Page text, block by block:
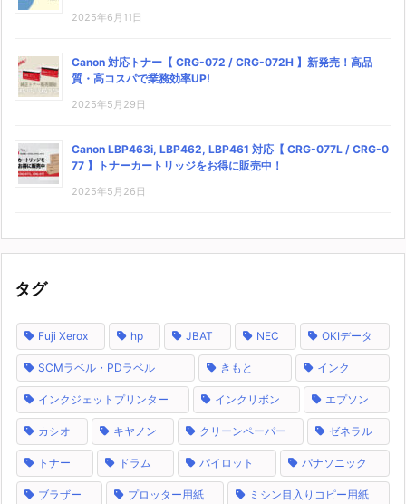
2025年6月11日
Canon 対応トナー【 CRG-072 / CRG-072H 】新発売！高品
質・高コスパで業務効率UP!
2025年5月29日
Canon LBP463i, LBP462, LBP461 対応【 CRG-077L / CRG-0
77 】トナーカートリッジをお得に販売中！
2025年5月26日
タグ
Fuji Xerox hp JBAT NEC OKIデータ
SCMラベル・PDラベル きもと インク
インクジェットプリンター インクリボン エプソン
カシオ キヤノン クリーンペーパー ゼネラル
トナー ドラム パイロット パナソニック
ブラザー プロッター用紙 ミシン目入りコピー用紙